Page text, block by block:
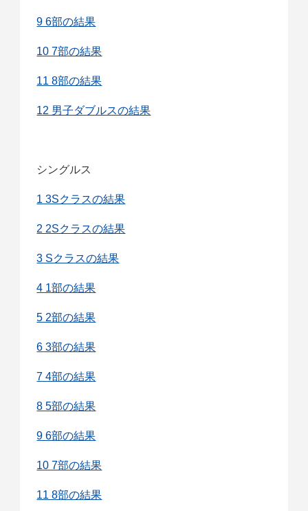
9 6部の結果
10 7部の結果
11 8部の結果
12 男子ダブルスの結果
シングルス
1 3Sクラスの結果
2 2Sクラスの結果
3 Sクラスの結果
4 1部の結果
5 2部の結果
6 3部の結果
7 4部の結果
8 5部の結果
9 6部の結果
10 7部の結果
11 8部の結果